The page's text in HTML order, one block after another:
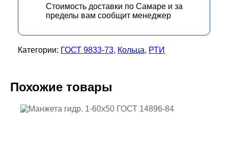
Стоимость доставки по Самаре и за
пределы вам сообщит менеджер
Категории: ГОСТ 9833-73, Кольца, РТИ
Похожие товары